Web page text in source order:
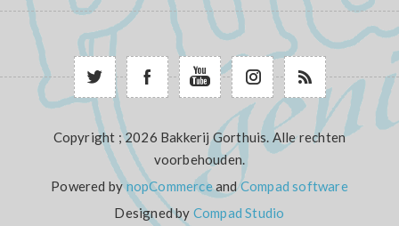
Copyright ; 2026 Bakkerij Gorthuis. Alle rechten
voorbehouden.
Powered bynopCommerceandCompad software
Designed by Compad Studio